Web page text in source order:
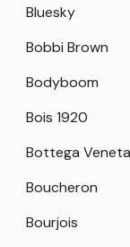
Bluesky
Bobbi Brown
Bodyboom
Bois 1920
Bottega Veneta
Boucheron
Bourjois